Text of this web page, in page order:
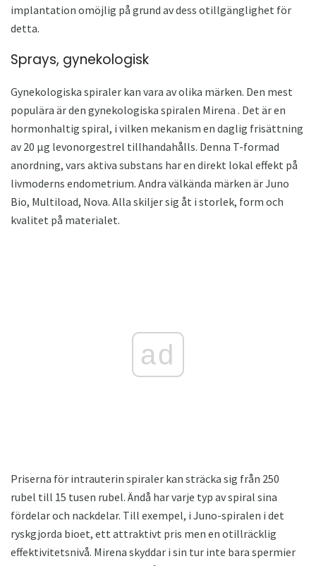
implantation omöjlig på grund av dess otillgänglighet för
detta.
Sprays, gynekologisk
Gynekologiska spiraler kan vara av olika märken. Den mest
populära är den gynekologiska spiralen Mirena . Det är en
hormonhaltig spiral, i vilken mekanism en daglig frisättning
av 20 μg levonorgestrel tillhandahålls. Denna T-formad
anordning, vars aktiva substans har en direkt lokal effekt på
livmoderns endometrium. Andra välkända märken är Juno
Bio, Multiload, Nova. Alla skiljer sig åt i storlek, form och
kvalitet på materialet.
ad
Priserna för intrauterin spiraler kan sträcka sig från 250
rubel till 15 tusen rubel. Ändå har varje typ av spiral sina
fördelar och nackdelar. Till exempel, i Juno-spiralen i det
ryskgjorda bioet, ett attraktivt pris men en otillräcklig
effektivitetsnivå. Mirena skyddar i sin tur inte bara spermier